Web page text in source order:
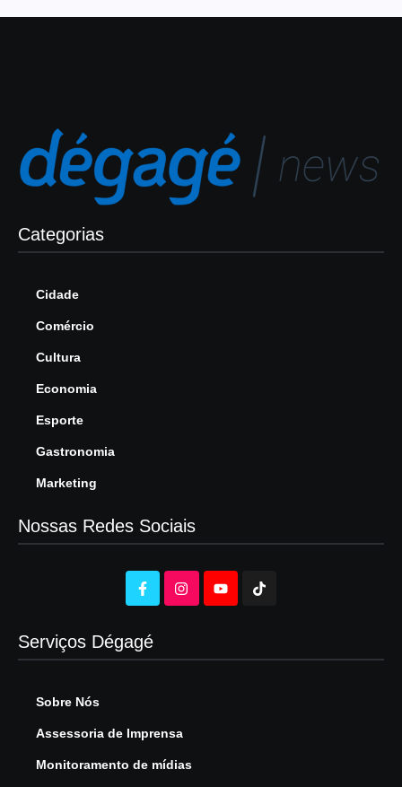
Categorias
Cidade
Comércio
Cultura
Economia
Esporte
Gastronomia
Marketing
Nossas Redes Sociais
Serviços Dégagé
Sobre Nós
Assessoria de Imprensa
Monitoramento de mídias